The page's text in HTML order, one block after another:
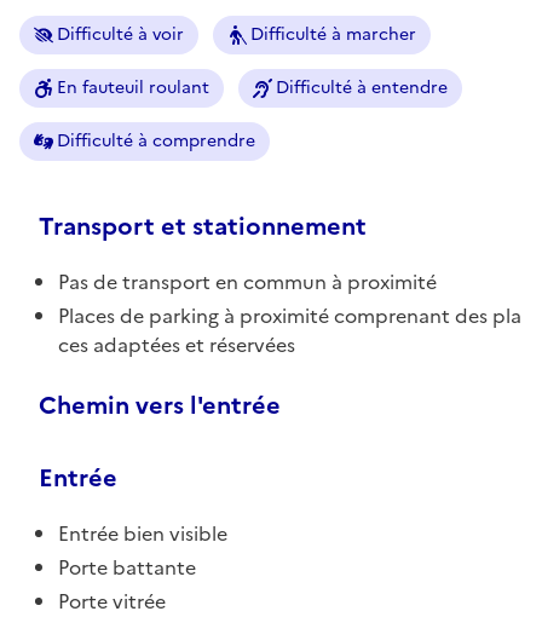
Difficulté à voir Difficulté à marcher
En fauteuil roulant Difficulté à entendre
Difficulté à comprendre
Transport et stationnement
Pas de transport en commun à proximité
Places de parking à proximité comprenant des pla
ces adaptées et réservées
Chemin vers l'entrée
Entrée
Entrée bien visible
Porte battante
Porte vitrée